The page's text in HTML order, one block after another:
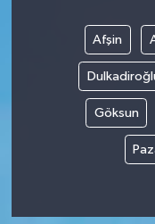
Afşin
Göksun